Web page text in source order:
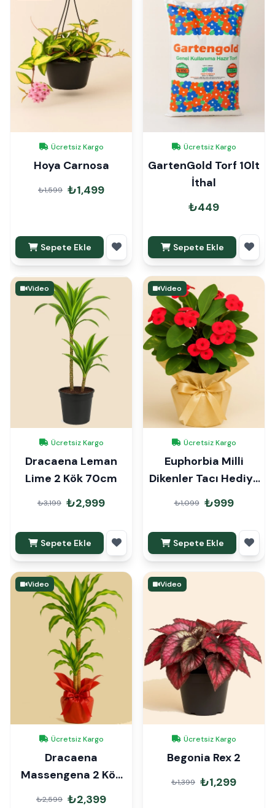
Ücretsiz Kargo
Hoya Carnosa
₺1,599 ₺1,499
Sepete Ekle
Ücretsiz Kargo
GartenGold Torf 10lt
İthal
₺449
Sepete Ekle
Video
Ücretsiz Kargo
Dracaena Leman
Lime 2 Kök 70cm
₺3,199 ₺2,999
Sepete Ekle
Video
Ücretsiz Kargo
Euphorbia Milli
Dikenler Tacı Hediye
Paketli
₺1,099 ₺999
Sepete Ekle
Video
Ücretsiz Kargo
Dracaena
Massengena 2 Kök
90cm Hediye Paketli
₺2,599 ₺2,399
Video
Ücretsiz Kargo
Begonia Rex 2
₺1,399 ₺1,299